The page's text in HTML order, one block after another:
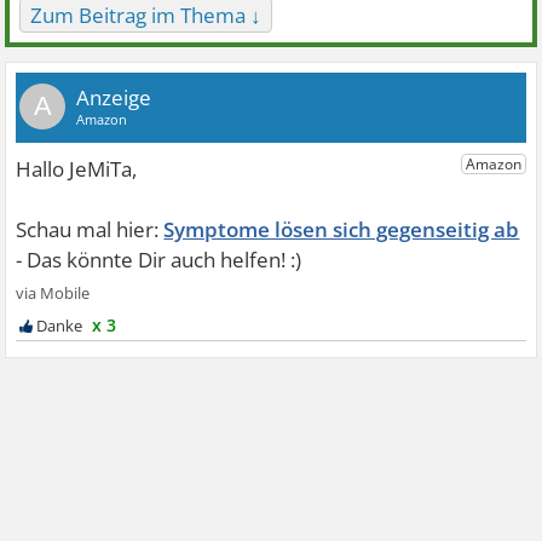
Zum Beitrag im Thema ↓
A
Symptome lösen sich gegenseitig ab
x 3